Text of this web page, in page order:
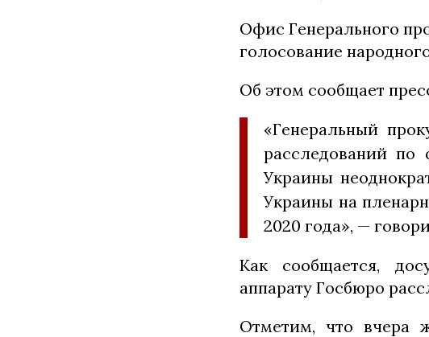
Офис Генерального
голосование
Об этом сообщает
«Генеральный
расследований по
Украины
Украины на
2020 года», —
Как сообщается,
аппарату Госбюро
Отметим, что вчера